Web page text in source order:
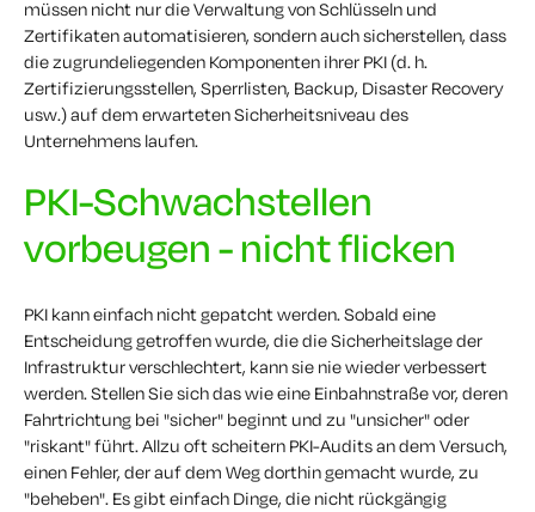
müssen nicht nur die Verwaltung von Schlüsseln und
Zertifikaten automatisieren, sondern auch sicherstellen, dass
die zugrundeliegenden Komponenten ihrer PKI (d. h.
Zertifizierungsstellen, Sperrlisten, Backup, Disaster Recovery
usw.) auf dem erwarteten Sicherheitsniveau des
Unternehmens laufen.
PKI-Schwachstellen
vorbeugen - nicht flicken
PKI kann einfach nicht gepatcht werden. Sobald eine
Entscheidung getroffen wurde, die die Sicherheitslage der
Infrastruktur verschlechtert, kann sie nie wieder verbessert
werden. Stellen Sie sich das wie eine Einbahnstraße vor, deren
Fahrtrichtung bei "sicher" beginnt und zu "unsicher" oder
"riskant" führt. Allzu oft scheitern PKI-Audits an dem Versuch,
einen Fehler, der auf dem Weg dorthin gemacht wurde, zu
"beheben". Es gibt einfach Dinge, die nicht rückgängig